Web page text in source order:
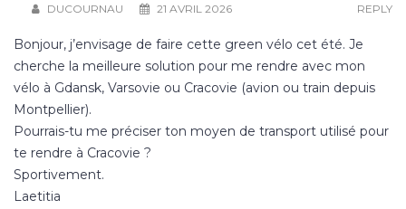
DUCOURNAU 21 AVRIL 2026 REPLY
Bonjour, j’envisage de faire cette green vélo cet été. Je
cherche la meilleure solution pour me rendre avec mon
vélo à Gdansk, Varsovie ou Cracovie (avion ou train depuis
Montpellier).
Pourrais-tu me préciser ton moyen de transport utilisé pour
te rendre à Cracovie ?
Sportivement.
Laetitia